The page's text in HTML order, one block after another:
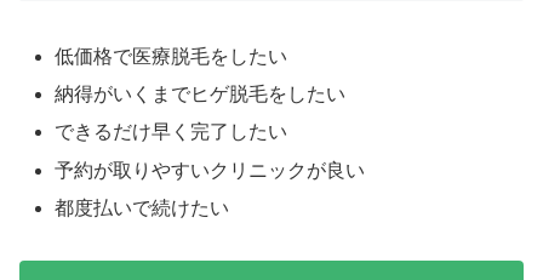
低価格で医療脱毛をしたい
納得がいくまでヒゲ脱毛をしたい
できるだけ早く完了したい
予約が取りやすいクリニックが良い
都度払いで続けたい